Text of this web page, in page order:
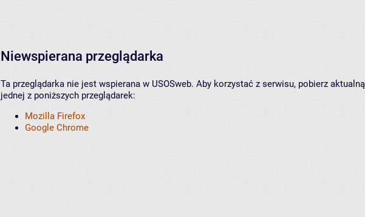
Niewspierana przeglądarka
Ta przeglądarka nie jest wspierana w USOSweb. Aby korzystać z serwisu, pobierz
jednej z poniższych przeglądarek:
Mozilla Firefox
Google Chrome